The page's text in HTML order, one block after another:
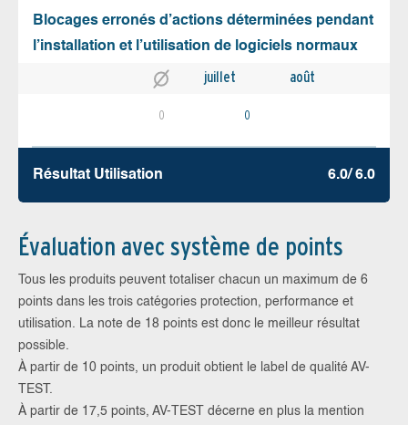
Blocages erronés d’actions déterminées pendant
l’installation et l’utilisation de logiciels normaux
juillet août
0 0
Résultat Utilisation 6.0/ 6.0
Évaluation avec système de points
Tous les produits peuvent totaliser chacun un maximum de 6
points dans les trois catégories protection, performance et
utilisation. La note de 18 points est donc le meilleur résultat
possible.
À partir de 10 points, un produit obtient le label de qualité AV-
TEST.
À partir de 17,5 points, AV-TEST décerne en plus la mention